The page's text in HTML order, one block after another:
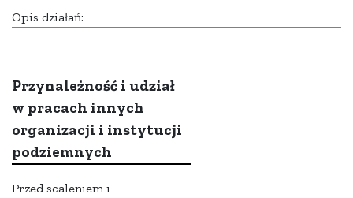
Opis działań:
Przynależność i udział
w pracach innych
organizacji i instytucji
podziemnych
Przed scaleniem i